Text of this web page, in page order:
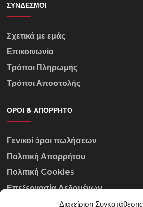
Διαχείριση Συγκατάθεσης
ΣΎΝΔΕΣΜΟΙ
Σχετικά με εμάς
Επικοινωνία
Τρόποι Πληρωμής
Τρόποι Αποστολής
ΌΡΟΙ & ΑΠΌΡΡΗΤΟ
Γενικοί όροι πωλήσεων
Πολιτική Απορρήτου
Πολιτική Cookies
Επεξεργασία Δεδομένων